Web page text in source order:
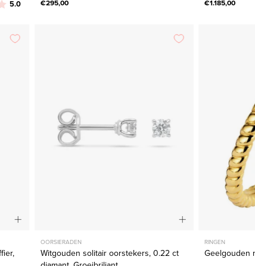
5.0uit 5 sterren
€295,00 €1.185,00
Groeibriljant
OORSIERADEN
Witgouden solitair oorstekers, 0.22 ct
RINGEN
Geelgouden